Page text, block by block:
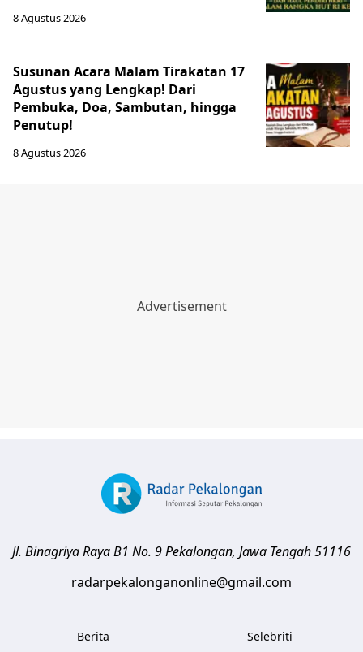
8 Agustus 2026
Susunan Acara Malam Tirakatan 17
Agustus yang Lengkap! Dari
Pembuka, Doa, Sambutan, hingga
Penutup!
8 Agustus 2026
Jl. Binagriya Raya B1 No. 9Pekalongan, Jawa Tengah51116
radarpekalonganonline@gmail.com
Berita
Selebriti